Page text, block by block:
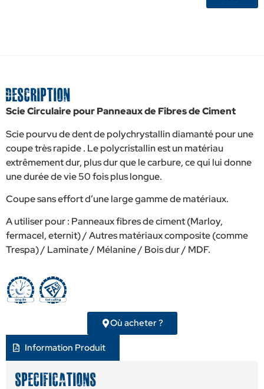
Description
Scie Circulaire pour Panneaux de Fibres de Ciment
Scie pourvu de dent de polychrystallin diamanté pour une
coupe très rapide . Le polycristallin est un matériau
extrêmement dur, plus dur que le carbure, ce qui lui donne
une durée de vie 50 fois plus longue.
Coupe sans effort d’une large gamme de matériaux.
A utiliser pour : Panneaux fibres de ciment (Marloy,
fermacel, eternit) / Autres matériaux composite (comme
Trespa) / Laminate / Mélanine / Bois dur / MDF.
Où acheter ?
Information Produit
Specifications